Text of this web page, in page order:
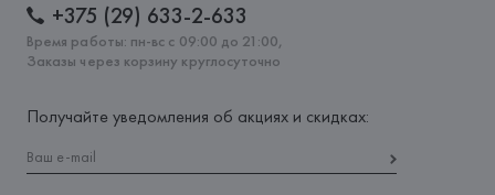
+375 (29) 633-2-633
Время работы: пн-вс с 09:00 до 21:00,
Заказы через корзину круглосуточно
Получайте уведомления об акциях и скидках: